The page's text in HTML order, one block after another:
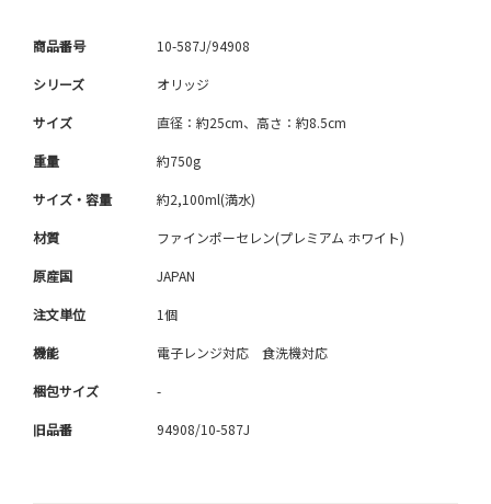
商品番号 10-587J/94908
シリーズ オリッジ
サイズ 直径：約25cm、高さ：約8.5cm
重量 約750g
サイズ・容量 約2,100ml(満水)
材質 ファインポーセレン(プレミアム ホワイト)
原産国 JAPAN
注文単位 1個
機能 電子レンジ対応 食洗機対応
梱包サイズ -
旧品番 94908/10-587J